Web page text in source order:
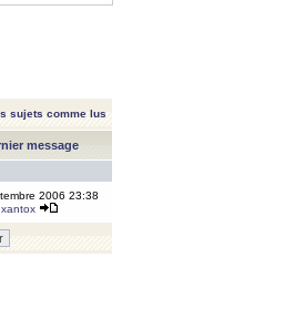
sujets comme lus
message
2006 23:38
xantox